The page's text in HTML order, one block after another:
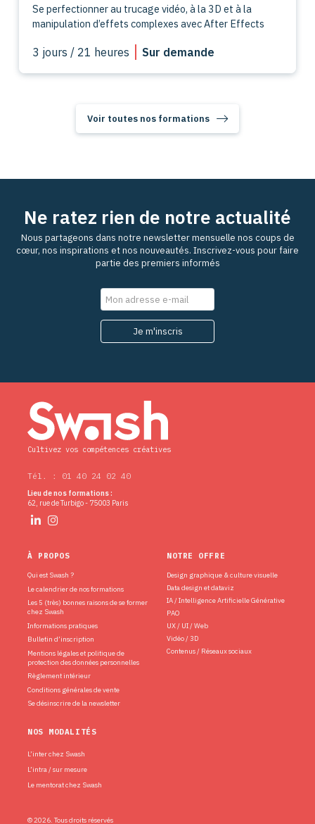
Se perfectionner au trucage vidéo, à la 3D et à la
manipulation d’effets complexes avec After Effects
3 jours / 21 heures Sur demande
Voir toutes nos formations
Ne ratez rien de notre actualité
Nous partageons dans notre newsletter mensuelle nos coups de
cœur, nos inspirations et nos nouveautés. Inscrivez-vous pour faire
partie des premiers informés
Cultivez vos compétences créatives
Tél. : 01 40 24 02 40
Lieu de nos formations :
62, rue de Turbigo - 75003 Paris
À PROPOS
Qui est Swash ?
Le calendrier de nos formations
Les 5 (très) bonnes raisons de se former
chez Swash
Informations pratiques
Bulletin d’inscription
Mentions légales et politique de
protection des données personnelles
Règlement intérieur
Conditions générales de vente
Se désinscrire de la newsletter
NOTRE OFFRE
Design graphique & culture visuelle
Data design et dataviz
IA / Intelligence Artificielle Générative
PAO
UX / UI / Web
Vidéo / 3D
Contenus / Réseaux sociaux
NOS MODALITÉS
L’inter chez Swash
L’intra / sur mesure
Le mentorat chez Swash
© 2026. Tous droits réservés